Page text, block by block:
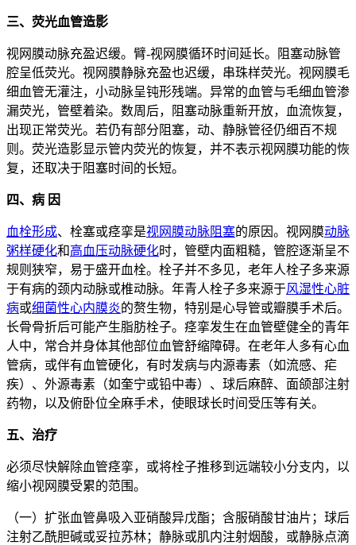
三、荧光血管造影
视网膜动脉充盈迟缓。臂-视网膜循环时间延长。阻塞动脉管
腔呈低荧光。视网膜静脉充盈也迟缓，串珠样荧光。视网膜毛
细血管无灌注，小动脉呈钝形残端。异常的血管与毛细血管渗
漏荧光，管壁着染。数周后，阻塞动脉重新开放，血流恢复，
出现正常荧光。若仍有部分阻塞，动、静脉管径仍细百不规
则。荧光造影显示管内荧光的恢复，并不表示视网膜功能的恢
复，还取决于阻塞时间的长短。
四、病 因
血栓形成、栓塞或痉挛是视网膜动脉阻塞的原因。视网膜动脉
粥样硬化和高血压动脉硬化时，管壁内面粗糙，管腔逐渐呈不
规则狭窄，易于盛开血栓。栓子并不多见，老年人栓子多来源
于有病的颈内动脉或椎动脉。年青人栓子多来源于风湿性心脏
病或细菌性心内膜炎的赘生物，特别是心导管或瓣膜手术后。
长骨骨折后可能产生脂肪栓子。痉挛发生在血管壁健全的青年
人中，常合并身体其他部位血管舒缩障碍。在老年人多有心血
管病，或伴有血管硬化，有时发病与内源毒素（如流感、疟
疾）、外源毒素（如奎宁或铅中毒）、球后麻醉、面颌部注射
药物，以及俯卧位全麻手术，使眼球长时间受压等有关。
五、治疗
必须尽快解除血管痉挛，或将栓子推移到远端较小分支内，以
缩小视网膜受累的范围。
（一）扩张血管鼻吸入亚硝酸异戊酯；含服硝酸甘油片；球后
注射乙酰胆碱或妥拉苏林；静脉或肌内注射烟酸，或静脉点滴